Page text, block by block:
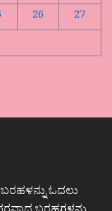
26
27
ಓದಲು